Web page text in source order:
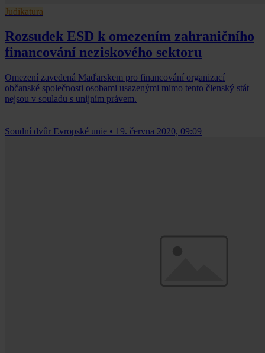
Judikatura
Rozsudek ESD k omezením zahraničního
financování neziskového sektoru
Omezení zavedená Maďarskem pro financování organizací
občanské společnosti osobami usazenými mimo tento členský stát
nejsou v souladu s unijním právem.
Soudní dvůr Evropské unie • 19. června 2020, 09:09